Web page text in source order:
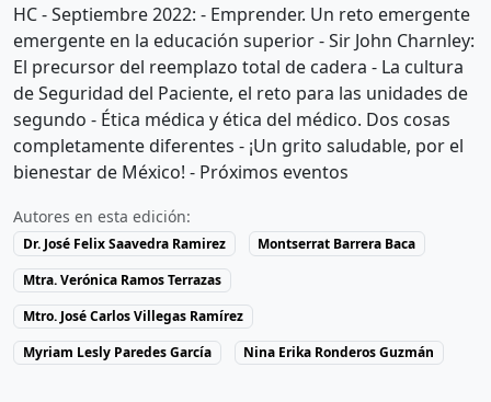
HC - Septiembre 2022: - Emprender. Un reto emergente
emergente en la educación superior - Sir John Charnley:
El precursor del reemplazo total de cadera - La cultura
de Seguridad del Paciente, el reto para las unidades de
segundo - Ética médica y ética del médico. Dos cosas
completamente diferentes - ¡Un grito saludable, por el
bienestar de México! - Próximos eventos
Autores en esta edición:
Dr. José Felix Saavedra Ramirez
Montserrat Barrera Baca
Mtra. Verónica Ramos Terrazas
Mtro. José Carlos Villegas Ramírez
Myriam Lesly Paredes García
Nina Erika Ronderos Guzmán